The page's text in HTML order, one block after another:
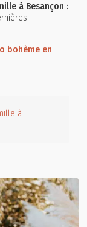
à Besançon :
bohème en
à